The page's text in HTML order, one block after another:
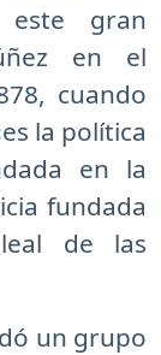
este gran
en el
cuando
la política
en la
fundada
de las
un grupo